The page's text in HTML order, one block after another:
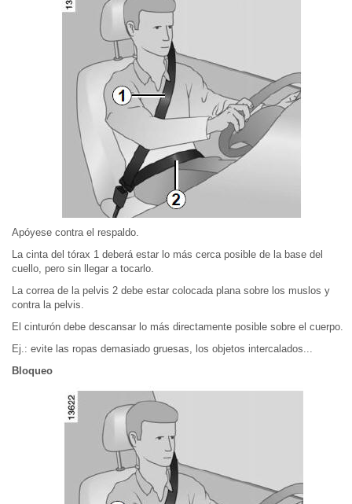
Apóyese contra el respaldo.
La cinta del tórax 1 deberá estar lo más cerca posible de la base del
cuello, pero sin llegar a tocarlo.
La correa de la pelvis 2 debe estar colocada plana sobre los muslos y
contra la pelvis.
El cinturón debe descansar lo más directamente posible sobre el cuerpo.
Ej.: evite las ropas demasiado gruesas, los objetos intercalados...
Bloqueo